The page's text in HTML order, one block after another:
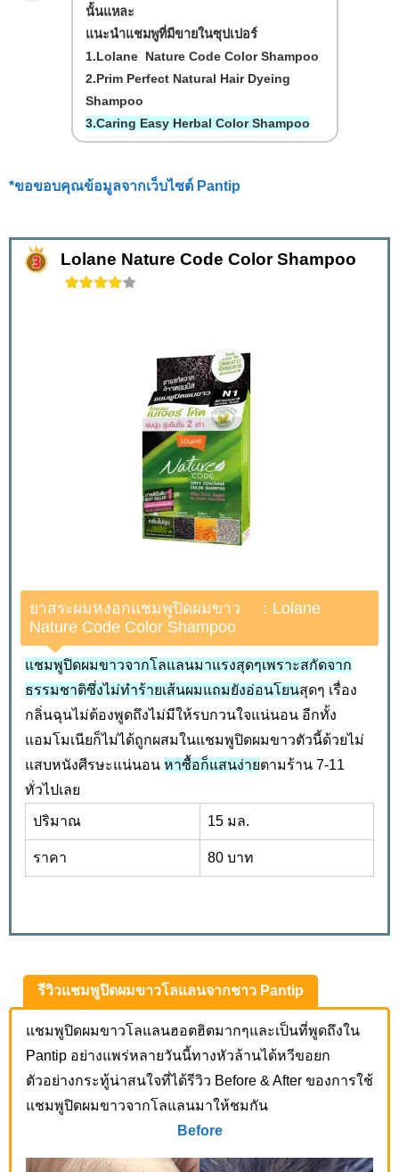
นั้นแหละ
แนะนำแชมพูที่มีขายในซุปเปอร์
1.Lolane Nature Code Color Shampoo
2.Prim Perfect Natural Hair Dyeing
Shampoo
3.Caring Easy Herbal Color Shampoo
*ขอขอบคุณข้อมูลจากเว็บไซต์ Pantip
Lolane Nature Code Color Shampoo
ยาสระผมหงอกแชมพูปิดผมขาว ：Lolane
Nature Code Color Shampoo
แชมพูปิดผมขาวจากโลแลนมาแรงสุดๆเพราะสกัดจาก
ธรรมชาติซึ่งไม่ทำร้ายเส้นผมแถมยังอ่อนโยนสุดๆ เรื่อง
กลิ่นฉุนไม่ต้องพูดถึงไม่มีให้รบกวนใจแน่นอน อีกทั้ง
แอมโมเนียก็ไม่ได้ถูกผสมในแชมพูปิดผมขาวตัวนี้ด้วยไม่
แสบหนังศีรษะแน่นอน หาซื้อก็แสนง่ายตามร้าน 7-11
ทั่วไปเลย
ปริมาณ 15 มล.
ราคา 80 บาท
รีวิวแชมพูปิดผมขาวโลแลนจากชาว Pantip
แชมพูปิดผมขาวโลแลนฮอตฮิตมากๆและเป็นที่พูดถึงใน
Pantip อย่างแพร่หลายวันนี้ทางหัวล้านได้หวีขอยก
ตัวอย่างกระทู้น่าสนใจที่ได้รีวิว Before & After ของการใช้
แชมพูปิดผมขาวจากโลแลนมาให้ชมกัน
Before